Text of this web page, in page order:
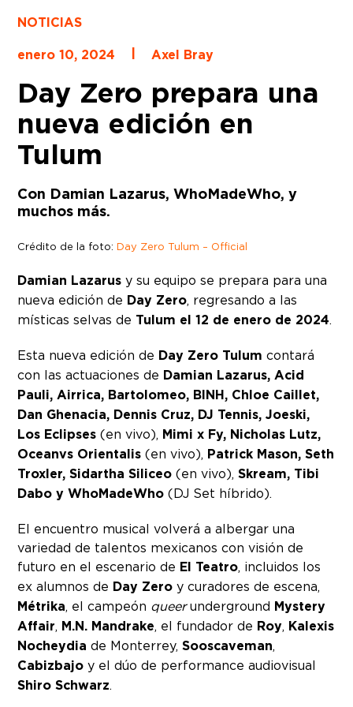
NOTICIAS
enero 10, 2024
Axel Bray
Day Zero prepara una
nueva edición en
Tulum
Con Damian Lazarus, WhoMadeWho, y
muchos más.
Crédito de la foto:Day Zero Tulum – Official
Damian Lazarus y su equipo se prepara para una
nueva edición de Day Zero, regresando a las
místicas selvas de Tulum el 12 de enero de 2024.
Esta nueva edición de Day Zero Tulum contará
con las actuaciones de Damian Lazarus, Acid
Pauli, Airrica, Bartolomeo, BINH, Chloe Caillet,
Dan Ghenacia, Dennis Cruz, DJ Tennis, Joeski,
Los Eclipses (en vivo), Mimi x Fy, Nicholas Lutz,
Oceanvs Orientalis (en vivo), Patrick Mason, Seth
Troxler, Sidartha Siliceo (en vivo),Skream, Tibi
Dabo y WhoMadeWho (DJ Set híbrido).
El encuentro musical volverá a albergar una
variedad de talentos mexicanos con visión de
futuro en el escenario de El Teatro, incluidos los
ex alumnos de Day Zero y curadores de escena,
Métrika, el campeón queerunderground Mystery
Affair, M.N. Mandrake, el fundador de Roy, Kalexis
Nocheydia de Monterrey,Sooscaveman,
Cabizbajo y el dúo de performance audiovisual
Shiro Schwarz.